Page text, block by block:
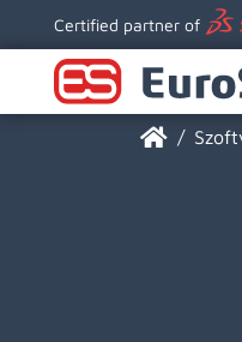
Certified partner of